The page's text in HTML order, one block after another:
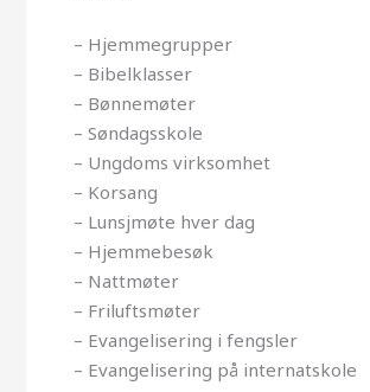
– Hjemmegrupper
– Bibelklasser
– Bønnemøter
– Søndagsskole
– Ungdoms virksomhet
– Korsang
– Lunsjmøte hver dag
– Hjemmebesøk
– Nattmøter
– Friluftsmøter
– Evangelisering i fengsler
– Evangelisering på internatskole